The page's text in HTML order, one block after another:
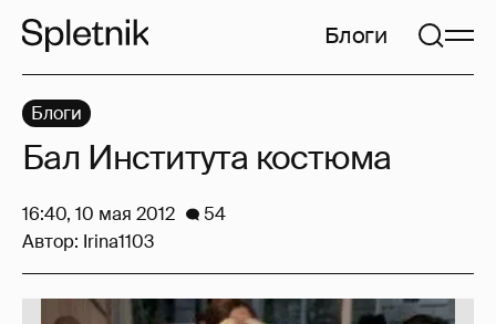
Блоги
Блоги
Бал Института костюма
16:40, 10 мая 2012
54
Автор: Irina1103